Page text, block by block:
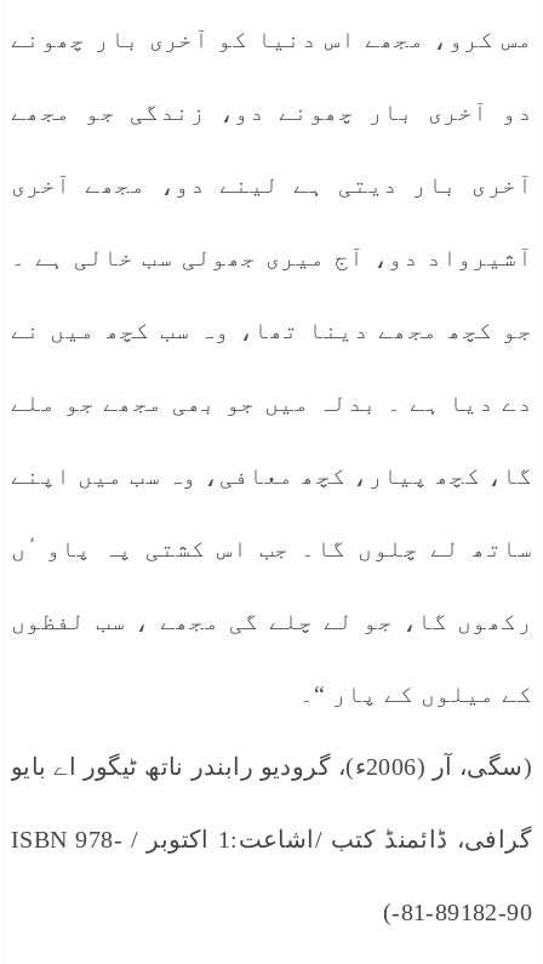
مس کرو، مجھے اس دنیا کو آخری بار چھونے
دو آخری بار چھونے دو، زندگی جو مجھے
آخری بار دیتی ہے لینے دو، مجھے آخری
آشیرواد دو، آج میری جھولی سب خالی ہے ۔
جو کچھ مجھے دینا تھا، وہ سب کچھ میں نے
دے دیا ہے ۔ بدلہ میں جو بھی مجھے جو ملے
گا، کچھ پیار، کچھ معافی، وہ سب میں اپنے
ساتھ لے چلوں گا۔ جب اس کشتی پہ پاو ٔں
رکھوں گا، جو لے چلے گی مجھے ، سب لفظوں
کے میلوں کے پار “۔
(سگی، آر (2006ء)، گرودیو رابندر ناتھ ٹیگور اے بایو
گرافی، ڈائمنڈ کتب /اشاعت:1 اکتوبر / ISBN 978-
81-89182-90-)